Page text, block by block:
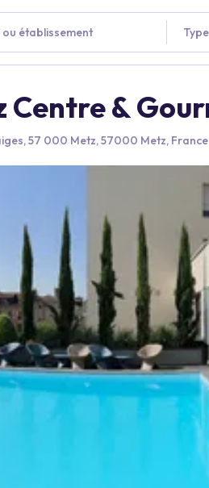
établissement
Centre &
57 000 Metz, 57000 Metz, France